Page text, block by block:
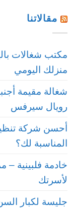
مقالاتنا
مكتب شغالات
منزلك اليومي
شغالة مقيمة
رويال سيرفس
أحسن شركة
المناسبة لك؟
خادمة فلبينية –
لأسرتك